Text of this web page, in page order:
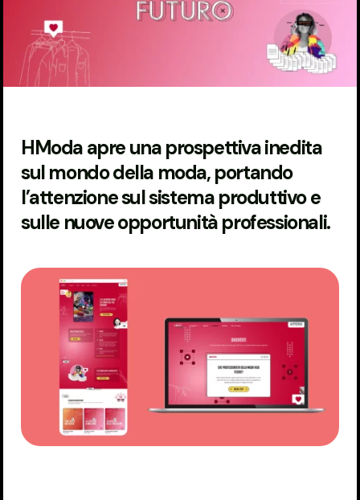
HModa apre una prospettiva inedita
sul mondo della moda, portando
l’attenzione sul sistema produttivo e
sulle nuove opportunità professionali.